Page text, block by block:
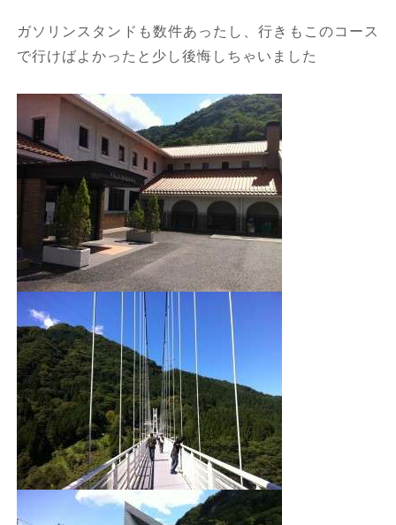
ガソリンスタンドも数件あったし、行きもこのコース
で行けばよかったと少し後悔しちゃいました